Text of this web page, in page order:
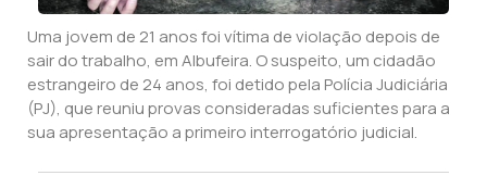
Uma jovem de 21 anos foi vítima de violação depois de
sair do trabalho, em Albufeira. O suspeito, um cidadão
estrangeiro de 24 anos, foi detido pela Polícia Judiciária
(PJ), que reuniu provas consideradas suficientes para a
sua apresentação a primeiro interrogatório judicial.